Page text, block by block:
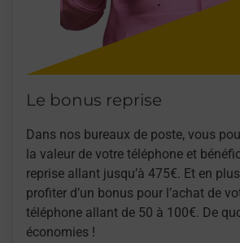
Le bonus reprise
Dans nos bureaux de poste, vous
la valeur de votre téléphone et
reprise allant jusqu’à 475€. Et en
profiter d’un bonus pour l’achat de
téléphone allant de 50 à 100€. De
économies !